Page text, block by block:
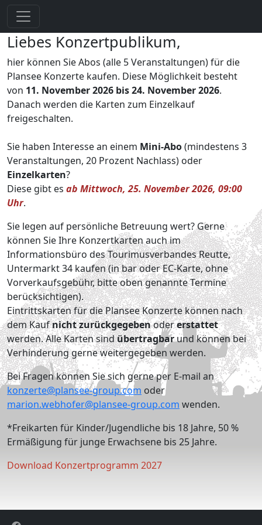
Liebes Konzertpublikum,
hier können Sie Abos (alle 5 Veranstaltungen) für die
Plansee Konzerte kaufen. Diese Möglichkeit besteht
von 11. November 2026 bis 24. November 2026.
Danach werden die Karten zum Einzelkauf
freigeschalten.
Sie haben Interesse an einem Mini-Abo(mindestens 3
Veranstaltungen, 20 Prozent Nachlass) oder
Einzelkarten?
Diese gibt es ab Mittwoch, 25. November 2026, 09:00
Uhr.
Sie legen auf persönliche Betreuung wert? Gerne
können Sie Ihre Konzertkarten auch im
Informationsbüro des Tourimusverbandes Reutte,
Untermarkt 34 kaufen (in bar oder EC-Karte, ohne
Vorverkaufsgebühr, bitte oben genannte Termine
berücksichtigen).
Eintrittskarten für die Plansee Konzerte können nach
dem Kaufnicht zurückgegebenodererstattet
werden. Alle Karten sindübertragbarund können bei
Verhinderung gerne weitergegeben werden.
Bei Fragen können Sie sich gerne per E-mail an
konzerte@plansee-group.com oder
marion.webhofer@plansee-group.com wenden.
*Freikarten für Kinder/Jugendliche bis 18 Jahre, 50 %
Ermäßigung für junge Erwachsene bis 25 Jahre.
Download Konzertprogramm 2027